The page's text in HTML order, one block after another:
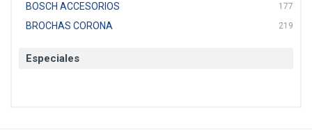
BOSCH ACCESORIOS 177
BROCHAS CORONA 219
CAT
Especiales